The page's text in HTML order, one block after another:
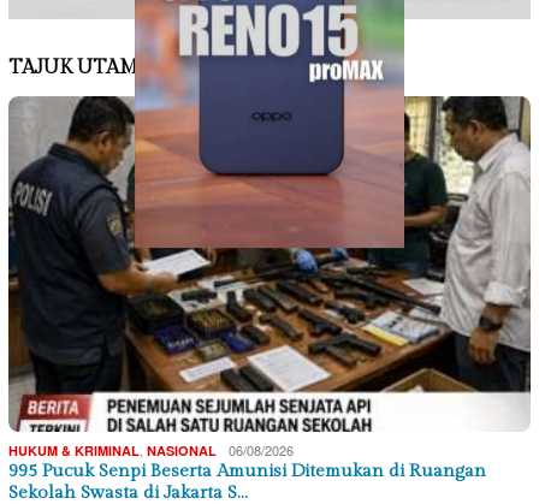
TAJUK UTAMA
HUKUM & KRIMINAL NASIONAL 06/08/2026
995 Pucuk Senpi Beserta Amunisi Ditemukan di Ruangan
Sekolah Swasta di Jakarta S…